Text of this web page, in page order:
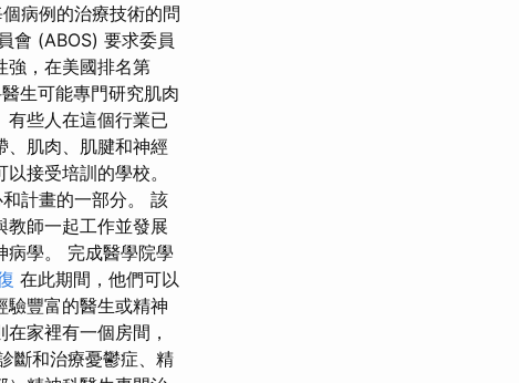
病例的治療技術的問
會 (ABOS) 要求委員
強，在美國排名第
生可能專門研究肌肉
有些人在這個行業已
、肌肉、肌腱和神經
接受培訓的學校。
計畫的一部分。 該
教師一起工作並發展
病學。 完成醫學院學
在此期間，他們可以
驗豐富的醫生或精神
家裡有一個房間，
斷和治療憂鬱症、精